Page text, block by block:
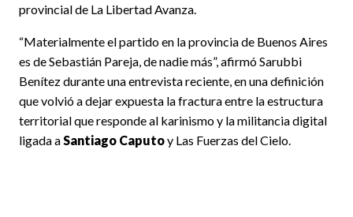
provincial de La Libertad Avanza.
“Materialmente el partido en la provincia de Buenos Aires
es de Sebastián Pareja, de nadie más”, afirmó Sarubbi
Benítez durante una entrevista reciente, en una definición
que volvió a dejar expuesta la fractura entre la estructura
territorial que responde al karinismo y la militancia digital
ligada a Santiago Caputoy Las Fuerzas del Cielo.